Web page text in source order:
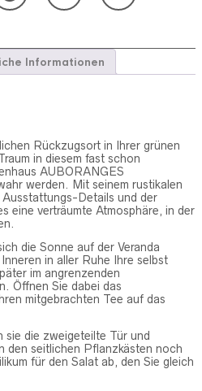
Informationen
Rückzugsort in Ihrer grünen
in diesem fast schon
AUBORANGES
werden. Mit seinem rustikalen
Ausstattungs-Details und der
eine verträumte Atmosphäre, in der
die Sonne auf der Veranda
in aller Ruhe Ihre selbst
im angrenzenden
Öffnen Sie dabei das
mitgebrachten Tee auf das
sie die zweigeteilte Tür und
den seitlichen Pflanzkästen noch
für den Salat ab, den Sie gleich